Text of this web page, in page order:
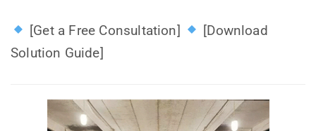
[Get a Free Consultation]
[Download
Solution Guide]